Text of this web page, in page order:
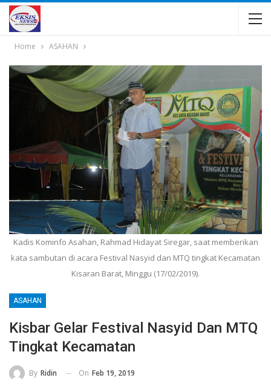
Home ASAHAN
Kadis Kominfo Asahan, Rahmad Hidayat Siregar, saat memberikan
kata sambutan di acara Festival Nasyid dan MTQ tingkat Kecamatan
Kisaran Barat, Minggu (17/02/2019).
ASAHAN
Kisbar Gelar Festival Nasyid Dan MTQ
Tingkat Kecamatan
By Ridin On Feb 19, 2019